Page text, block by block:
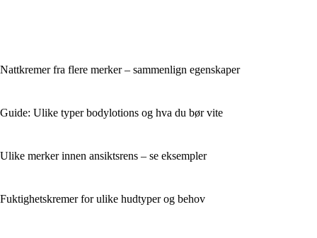
Nattkremer fra flere merker – sammenlign egenskaper
Guide: Ulike typer bodylotions og hva du bør vite
Ulike merker innen ansiktsrens – se eksempler
Fuktighetskremer for ulike hudtyper og behov